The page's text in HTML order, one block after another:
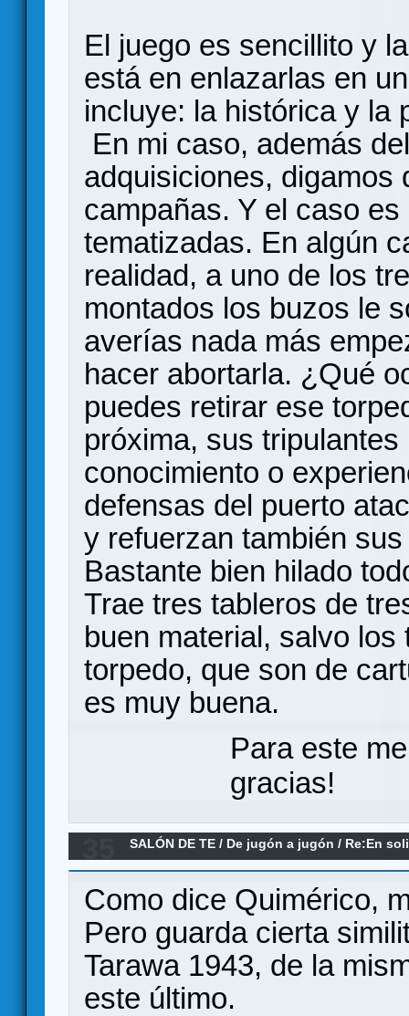
El juego es sencillito y
está en enlazarlas en
incluye: la histórica y la
En mi caso, además
adquisiciones, digamos
campañas. Y el caso
tematizadas. En algún
realidad, a uno de los
montados los buzos le
averías nada más
hacer abortarla. ¿Qué
puedes retirar ese
próxima, sus
conocimiento o
defensas del puerto
y refuerzan también
Bastante bien hilado
Trae tres tableros de
buen material, salvo
torpedo, que son de
es muy buena.
Para este
gracias!
SALÓN DE TE / De jugón a jugón / Re:En
Como dice Quimérico,
Pero guarda cierta
Tarawa 1943, de la
este último.